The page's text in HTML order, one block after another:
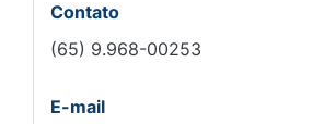
Contato
(65) 9.968-00253
E-mail